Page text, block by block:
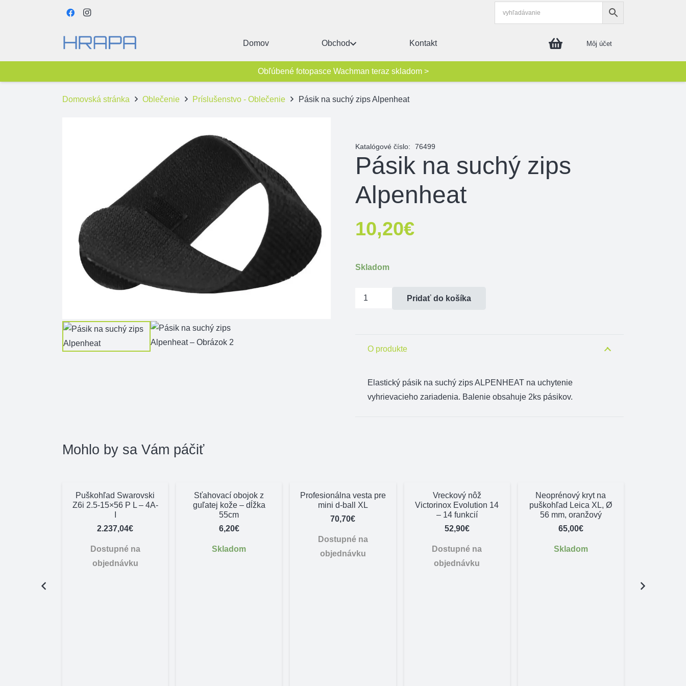
Domov Obchod Kontakt Môj účet
Obľúbené fotopasce Wachman teraz skladom >
Domovská stránka Oblečenie Príslušenstvo - Oblečenie Pásik na suchý zips Alpenheat
Katalógové číslo: 76499
Pásik na suchý zips
Alpenheat
10,20€
Skladom
množstvo
zips
Pridať do košíka
O produkte
Elastický pásik na suchý zips ALPENHEAT na uchytenie
vyhrievacieho zariadenia. Balenie obsahuje 2ks pásikov.
Mohlo by sa Vám páčiť
Puškohľad Swarovski
Z6i 2.5-15×56 P L – 4A-
2.237,04€
Dostupné na
objednávku
Sťahovací obojok z
guľatej kože – dĺžka
55cm
6,20€
Skladom
Profesionálna vesta pre
mini d-ball XL
70,70€
Dostupné na
objednávku
Vreckový nôž
Victorinox Evolution 14
– 14 funkcií
52,90€
Dostupné na
objednávku
Neoprénový kryt na
puškohľad Leica XL, Ø
56 mm, oranžový
65,00€
Skladom